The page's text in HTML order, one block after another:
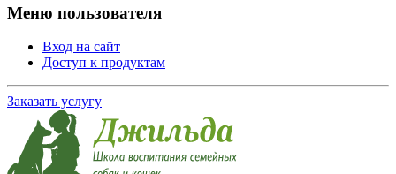
Меню пользователя
Вход на сайт
Доступ к продуктам
Заказать услугу